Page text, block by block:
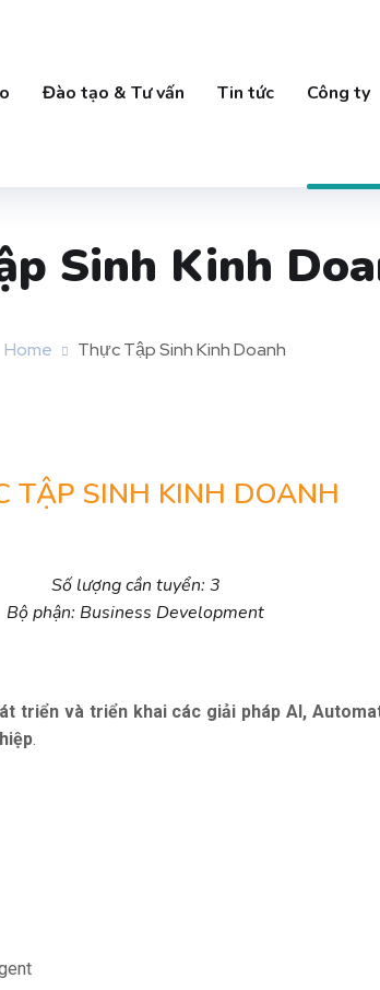
Đào tạo & Tư vấn Tin tức Công ty
Sinh Kinh
Home Thực Tập Sinh Kinh Doanh
TẬP SINH KINH DOANH
Số lượng cần tuyển: 3
Bộ phận: Business Development
triển và triển khai các giải pháp AI,
.